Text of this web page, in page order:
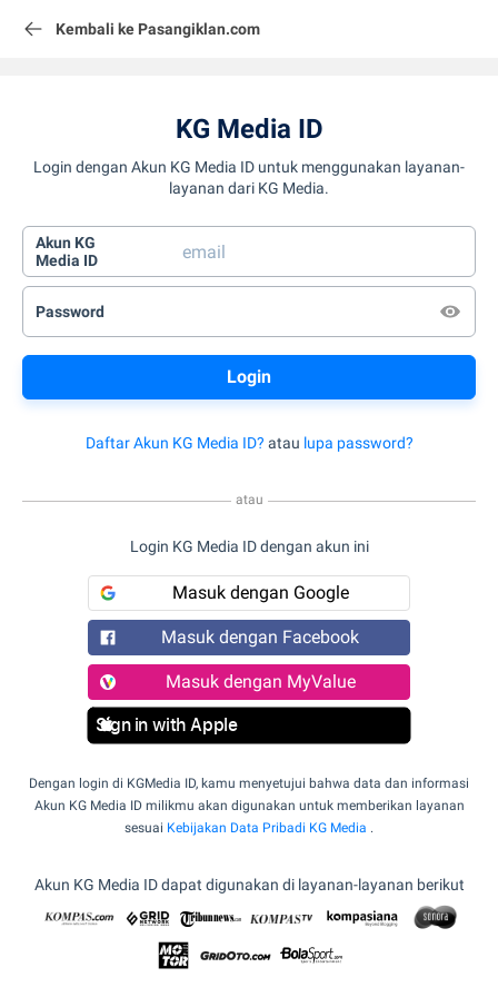
Kembali ke Pasangiklan.com
KG Media ID
Login dengan Akun KG Media ID untuk menggunakan layanan-
layanan dari KG Media.
Akun KG
Media ID
Password
Daftar Akun KG Media ID? atau lupa password?
atau
Login KG Media ID dengan akun ini
Masuk dengan Google
Masuk dengan Facebook
Masuk dengan MyValue
Sign in with Apple
Dengan login di KGMedia ID, kamu menyetujui bahwa data dan informasi
Akun KG Media ID milikmu akan digunakan untuk memberikan layanan
sesuai Kebijakan Data Pribadi KG Media .
Akun KG Media ID dapat digunakan di layanan-layanan berikut